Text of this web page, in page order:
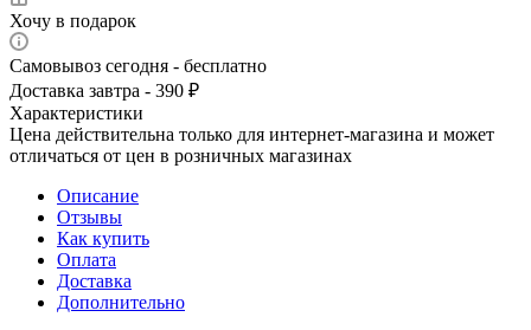
Хочу в подарок
Самовывоз сегодня - бесплатно
Доставка завтра - 390 ₽
Характеристики
Цена действительна только для интернет-магазина и может
отличаться от цен в розничных магазинах
Описание
Отзывы
Как купить
Оплата
Доставка
Дополнительно